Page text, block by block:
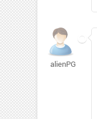
alienPG